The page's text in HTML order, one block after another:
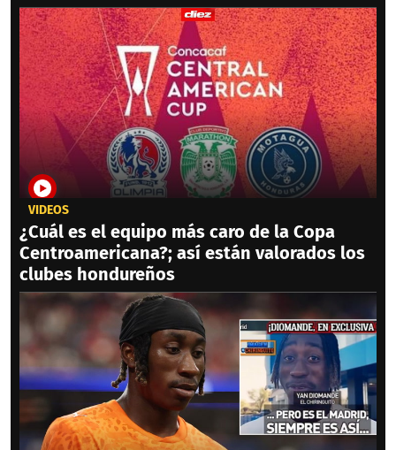
VIDEOS
¿Cuál es el equipo más caro de la Copa
Centroamericana?; así están valorados los
clubes hondureños